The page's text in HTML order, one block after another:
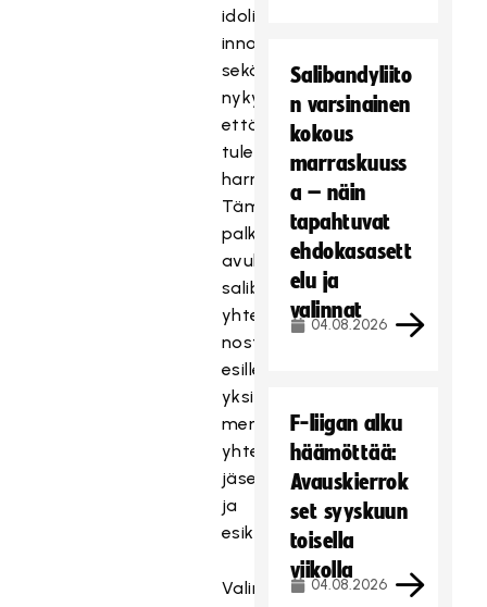
idolit
innostavat
sekä
nykyisiä
että
tulevia
harrastajia.
Tämän
palkintokategorian
avulla
salibandy-
yhteisöstä
nostetaan
esille
yksi
merkittävä
yhteisömme
jäsen
ja
esikuva.
Valinta
Salibandyliito
n varsinainen
kokous
marraskuuss
a – näin
tapahtuvat
ehdokasasett
elu ja
valinnat
04.08.2026
F-liigan alku
häämöttää:
Avauskierrok
set syyskuun
toisella
viikolla
04.08.2026